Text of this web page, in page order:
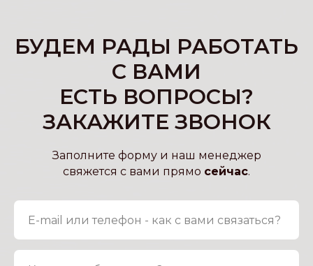
БУДЕМ РАДЫ РАБОТАТЬ
С ВАМИ
ЕСТЬ ВОПРОСЫ?
ЗАКАЖИТЕ ЗВОНОК
Заполните форму и наш менеджер
свяжется с вами прямо сейчас.